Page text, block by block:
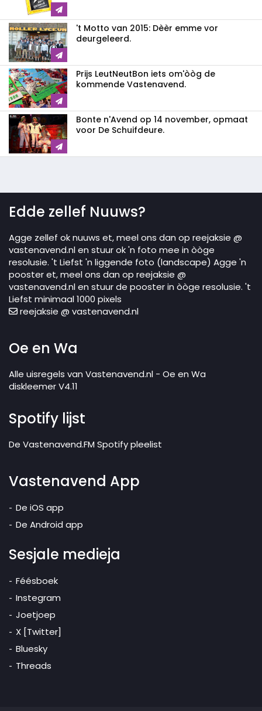
't Motto van 2015: Dèèr emme vor
deurgeleerd.
Prijs LeutNeutBon iets om'òòg de
kommende Vastenavend.
Bonte n'Avend op 14 november, opmaat
voor De Schuifdeure.
Edde zellef Nuuws?
Agge zellef ok nuuws et, meel ons dan op reejaksie @
vastenavend.nl en stuur ok 'n foto mee in òòge
resolusie. 't Liefst 'n liggende foto (landscape) Agge 'n
pooster et, meel ons dan op reejaksie @
vastenavend.nl en stuur de pooster in òòge resolusie. 't
Liefst minimaal 1000 pixels
reejaksie @ vastenavend.nl
Oe en Wa
Alle uisregels van Vastenavend.nl - Oe en Wa
diskleemer V4.11
Spotify lijst
De Vastenavend.FM Spotify pleelist
Vastenavend App
De iOS app
De Android app
Sesjale medieja
Féésboek
Instegram
Joetjoep
X [Twitter]
Bluesky
Threads